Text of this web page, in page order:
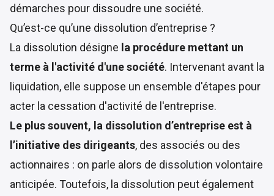
démarches pour dissoudre une société.
Qu’est-ce qu’une dissolution d’entreprise ?
La dissolution désigne la procédure mettant un
terme à l'activité d'une société. Intervenant avant la
liquidation, elle suppose un ensemble d'étapes pour
acter la cessation d'activité de l'entreprise.
Le plus souvent, la dissolution d’entreprise est à
l’initiative des dirigeants, des associés ou des
actionnaires : on parle alors de dissolution volontaire
anticipée. Toutefois, la dissolution peut également